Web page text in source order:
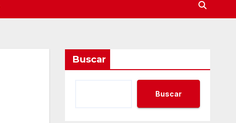
Buscar
Buscar